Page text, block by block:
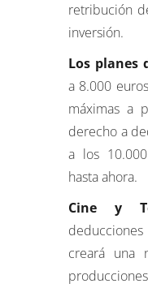
retribución
inversión.
Los planes
a 8.000
máximas a
derecho a
a los
hasta ahora.
Cine y
creará una